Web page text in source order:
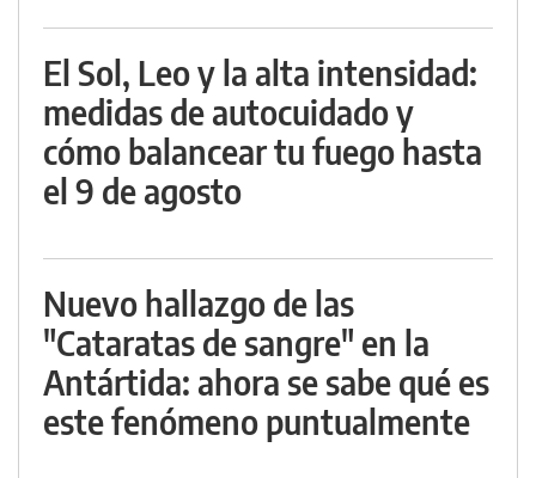
El Sol, Leo y la alta intensidad:
medidas de autocuidado y
cómo balancear tu fuego hasta
el 9 de agosto
Nuevo hallazgo de las
"Cataratas de sangre" en la
Antártida: ahora se sabe qué es
este fenómeno puntualmente